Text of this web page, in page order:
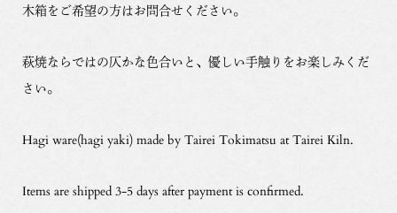
木箱をご希望の方はお問合せください。
萩焼ならではの仄かな色合いと、優しい手触りをお楽しみくだ
さい。
Hagi ware(hagi yaki) made by Tairei Tokimatsu at Tairei Kiln.
Items are shipped 3-5 days after payment is confirmed.